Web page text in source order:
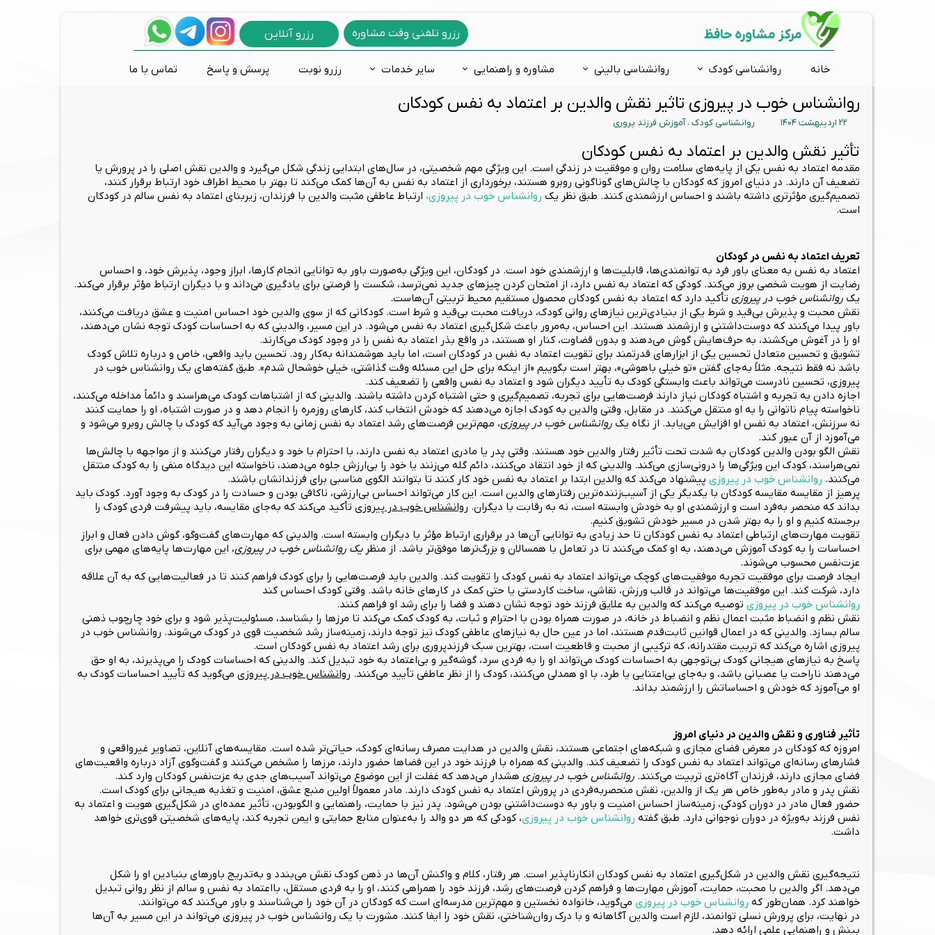
روانشناس خوب در پیروزی تاثیر نقش والدین بر اعتماد به نفس کودکان
۲۲ اردیبهشت ۱۴۰۴ روانشناسی کودک ،آموزش فرزند پروری
تأثیر نقش والدین بر اعتماد به نفس کودکان
مقدمه اعتماد به نفس یکی از پایه‌های سلامت روان و موفقیت در زندگی است. این ویژگی مهم شخصیتی، در سال‌های ابتدایی زندگی شکل می‌گیرد و والدین نقش اصلی را در پرورش یا
تضعیف آن دارند. در دنیای امروز که کودکان با چالش‌های گوناگونی روبرو هستند، برخورداری از اعتماد به نفس به آن‌ها کمک می‌کند تا بهتر با محیط اطراف خود ارتباط برقرار کنند،
تصمیم‌گیری مؤثرتری داشته باشند و احساس ارزشمندی کنند. طبق نظر یک روانشناس خوب در پیروزی، ارتباط عاطفی مثبت والدین با فرزندان، زیربنای اعتماد به نفس سالم در کودکان
است.
تعریف اعتماد به نفس در کودکان
اعتماد به نفس به معنای باور فرد به توانمندی‌ها، قابلیت‌ها و ارزشمندی خود است. در کودکان، این ویژگی به‌صورت باور به توانایی انجام کارها، ابراز وجود، پذیرش خود، و احساس
رضایت از هویت شخصی بروز می‌کند. کودکی که اعتماد به نفس دارد، از امتحان کردن چیزهای جدید نمی‌ترسد، شکست را فرصتی برای یادگیری می‌داند و با دیگران ارتباط مؤثر برقرار می‌کند.
یک روانشناس خوب در پیروزی تأکید دارد که اعتماد به نفس کودکان محصول مستقیم محیط تربیتی آن‌هاست.
نقش محبت و پذیرش بی‌قید و شرط یکی از بنیادی‌ترین نیازهای روانی کودک، دریافت محبت بی‌قید و شرط است. کودکانی که از سوی والدین خود احساس امنیت و عشق دریافت می‌کنند،
باور پیدا می‌کنند که دوست‌داشتنی و ارزشمند هستند. این احساس، به‌مرور باعث شکل‌گیری اعتماد به نفس می‌شود. در این مسیر، والدینی که به احساسات کودک توجه نشان می‌دهند،
او را در آغوش می‌کشند، به حرف‌هایش گوش می‌دهند و بدون قضاوت، کنار او هستند، در واقع بذر اعتماد به نفس را در وجود کودک می‌کارند.
تشویق و تحسین متعادل تحسین یکی از ابزارهای قدرتمند برای تقویت اعتماد به نفس در کودکان است، اما باید هوشمندانه به‌کار رود. تحسین باید واقعی، خاص و درباره تلاش کودک
باشد نه فقط نتیجه. مثلاً به‌جای گفتن «تو خیلی باهوشی»، بهتر است بگوییم «از اینکه برای حل این مسئله وقت گذاشتی، خیلی خوشحال شدم». طبق گفته‌های یک روانشناس خوب در
پیروزی، تحسین نادرست می‌تواند باعث وابستگی کودک به تأیید دیگران شود و اعتماد به نفس واقعی را تضعیف کند.
اجازه دادن به تجربه و اشتباه کودکان نیاز دارند فرصت‌هایی برای تجربه، تصمیم‌گیری و حتی اشتباه کردن داشته باشند. والدینی که از اشتباهات کودک می‌هراسند و دائماً مداخله می‌کنند،
ناخواسته پیام ناتوانی را به او منتقل می‌کنند. در مقابل، وقتی والدین به کودک اجازه می‌دهند که خودش انتخاب کند، کارهای روزمره را انجام دهد و در صورت اشتباه، او را حمایت کنند
نه سرزنش، اعتماد به نفس او افزایش می‌یابد. از نگاه یک روانشناس خوب در پیروزی، مهم‌ترین فرصت‌های رشد اعتماد به نفس زمانی به وجود می‌آید که کودک با چالش روبرو می‌شود و
می‌آموزد از آن عبور کند.
نقش الگو بودن والدین کودکان به شدت تحت تأثیر رفتار والدین خود هستند. وقتی پدر یا مادری اعتماد به نفس دارند، با احترام با خود و دیگران رفتار می‌کنند و از مواجهه با چالش‌ها
نمی‌هراسند، کودک این ویژگی‌ها را درونی‌سازی می‌کند. والدینی که از خود انتقاد می‌کنند، دائم گله می‌زنند یا خود را بی‌ارزش جلوه می‌دهند، ناخواسته این دیدگاه منفی را به کودک منتقل
می‌کنند. روانشناس خوب در پیروزی پیشنهاد می‌کند که والدین ابتدا بر اعتماد به نفس خود کار کنند تا بتوانند الگوی مناسبی برای فرزندانشان باشند.
پرهیز از مقایسه مقایسه کودکان با یکدیگر یکی از آسیب‌زننده‌ترین رفتارهای والدین است. این کار می‌تواند احساس بی‌ارزشی، ناکافی بودن و حسادت را در کودک به وجود آورد. کودک باید
بداند که منحصر به‌فرد است و ارزشمندی او به خودش وابسته است، نه به رقابت با دیگران. روانشناس خوب در پیروزی تأکید می‌کند که به‌جای مقایسه، باید پیشرفت فردی کودک را
برجسته کنیم و او را به بهتر شدن در مسیر خودش تشویق کنیم.
تقویت مهارت‌های ارتباطی اعتماد به نفس کودکان تا حد زیادی به توانایی آن‌ها در برقراری ارتباط مؤثر با دیگران وابسته است. والدینی که مهارت‌های گفت‌وگو، گوش دادن فعال و ابراز
احساسات را به کودک آموزش می‌دهند، به او کمک می‌کنند تا در تعامل با همسالان و بزرگ‌ترها موفق‌تر باشد. از منظریک روانشناس خوب در پیروزی، این مهارت‌ها پایه‌های مهمی برای
عزت‌نفس محسوب می‌شوند.
ایجاد فرصت برای موفقیت تجربه موفقیت‌های کوچک می‌تواند اعتماد به نفس کودک را تقویت کند. والدین باید فرصت‌هایی را برای کودک فراهم کنند تا در فعالیت‌هایی که به آن علاقه
دارد، شرکت کند. این موفقیت‌ها می‌تواند در قالب ورزش، نقاشی، ساخت کاردستی یا حتی کمک در کارهای خانه باشد. وقتی کودک احساس کند
روانشناس خوب در پیروزی توصیه می‌کند که والدین به علایق فرزند خود توجه نشان دهند و فضا را برای رشد او فراهم کنند.
نقش نظم و انضباط مثبت اعمال نظم و انضباط در خانه، در صورت همراه بودن با احترام و ثبات، به کودک کمک می‌کند تا مرزها را بشناسد، مسئولیت‌پذیر شود و برای خود چارچوب ذهنی
سالم بسازد. والدینی که در اعمال قوانین ثابت‌قدم هستند، اما در عین حال به نیازهای عاطفی کودک نیز توجه دارند، زمینه‌ساز رشد شخصیت قوی در کودک می‌شوند. روانشناس خوب در
پیروزی اشاره می‌کند که تربیت مقتدرانه، که ترکیبی از محبت و قاطعیت است، بهترین سبک فرزندپروری برای رشد اعتماد به نفس کودکان است.
پاسخ به نیازهای هیجانی کودک بی‌توجهی به احساسات کودک می‌تواند او را به فردی سرد، گوشه‌گیر و بی‌اعتماد به خود تبدیل کند. والدینی که احساسات کودک را می‌پذیرند، به او حق
می‌دهند ناراحت یا عصبانی باشد، و به‌جای بی‌اعتنایی یا طرد، با او همدلی می‌کنند، کودک را از نظر عاطفی تأیید می‌کنند. روانشناس خوب در پیروزی می‌گوید که تأیید احساسات کودک به
او می‌آموزد که خودش و احساساتش را ارزشمند بداند.
تأثیر فناوری و نقش والدین در دنیای امروز
امروزه که کودکان در معرض فضای مجازی و شبکه‌های اجتماعی هستند، نقش والدین در هدایت مصرف رسانه‌ای کودک، حیاتی‌تر شده است. مقایسه‌های آنلاین، تصاویر غیرواقعی و
فشارهای رسانه‌ای می‌تواند اعتماد به نفس کودک را تضعیف کند. والدینی که همراه با فرزند خود در این فضاها حضور دارند، مرزها را مشخص می‌کنند و گفت‌وگوی آزاد درباره واقعیت‌های
فضای مجازی دارند، فرزندان آگاه‌تری تربیت می‌کنند. روانشناس خوب در پیروزی هشدار می‌دهد که غفلت از این موضوع می‌تواند آسیب‌های جدی به عزت‌نفس کودکان وارد کند.
نقش پدر و مادر به‌طور خاص هر یک از والدین، نقش منحصربه‌فردی در پرورش اعتماد به نفس کودک دارند. مادر معمولاً اولین منبع عشق، امنیت و تغذیه هیجانی برای کودک است.
حضور فعال مادر در دوران کودکی، زمینه‌ساز احساس امنیت و باور به دوست‌داشتنی بودن می‌شود. پدر نیز با حمایت، راهنمایی و الگوبودن، تأثیر عمده‌ای در شکل‌گیری هویت و اعتماد به
نفس فرزند به‌ویژه در دوران نوجوانی دارد. طبق گفته روانشناس خوب در پیروزی، کودکی که هر دو والد را به‌عنوان منابع حمایتی و ایمن تجربه کند، پایه‌های شخصیتی قوی‌تری خواهد
داشت.
نتیجه‌گیری نقش والدین در شکل‌گیری اعتماد به نفس کودکان انکارناپذیر است. هر رفتار، کلام و واکنش آن‌ها در ذهن کودک نقش می‌بندد و به‌تدریج باورهای بنیادین او را شکل
می‌دهد. اگر والدین با محبت، حمایت، آموزش مهارت‌ها و فراهم کردن فرصت‌های رشد، فرزند خود را همراهی کنند، او را به فردی مستقل، بااعتماد به نفس و سالم از نظر روانی تبدیل
خواهند کرد. همان‌طور که روانشناس خوب در پیروزی می‌گوید، خانواده نخستین و مهم‌ترین مدرسه‌ای است که کودکان در آن خود را می‌شناسند و باور می‌کنند که می‌توانند.
در نهایت، برای پرورش نسلی توانمند، لازم است والدین آگاهانه و با درک روان‌شناختی، نقش خود را ایفا کنند. مشورت با یک روانشناس خوب در پیروزی می‌تواند در این مسیر به آن‌ها
بینش و راهنمایی علمی ارائه دهد.
خانه روانشناسی کودک
ارزیابی و تشخیص روانی بیش فعالی و نقص توجه اختلالات یادگیری
کودکان استثنائی
اختلالات خلقی و هیجانی
آموزش فرزند پروری
گفتار درمانی
روانشناسی نوجوانان
روانشناسی بالینی
اضطراب و استرس افسردگی فوبيا و ترس
درمان دوقطبی
وسواس فکری
گروه درمانی
زوج درمانی
مشاوره و راهنمایی
مشاوره فردی مشاوره ازدواج مشاوره خانواده
مشاوره تحصیلی
مشاوره شغلی
سایر خدمات
ارتقاء شناختی
ارتقاء توجه و تمرکز
ارتقاء حافظه
ارتقاء خلاقیت
تست های روانشناسی
تست شخصیت شناسی
تست شخصیت 16 عاملی کتل
تست طرحواره
تست هوش
مشاوره غیرحضوری
رزرو نوبت پرسش و پاسخ تماس با ما
مرکز مشاوره حافظ رزرو تلفنی وقت مشاوره رزرو آنلاین